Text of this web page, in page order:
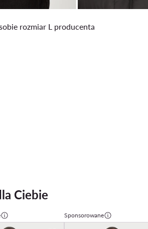
rozmiar L producenta
Ciebie
Sponsorowane